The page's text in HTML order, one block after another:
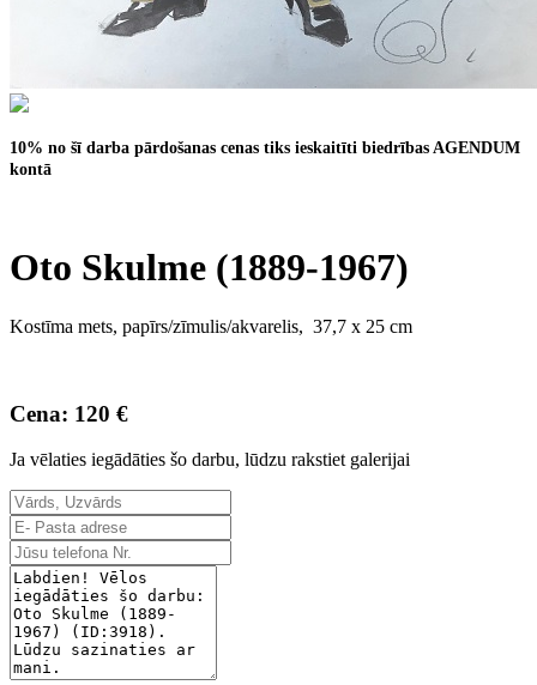
10% no šī darba pārdošanas cenas tiks ieskaitīti biedrības AGENDUM
kontā
Oto Skulme (1889-1967)
Kostīma mets, papīrs/zīmulis/akvarelis, 37,7 x 25 cm
Cena: 120 €
Ja vēlaties iegādāties šo darbu, lūdzu rakstiet galerijai